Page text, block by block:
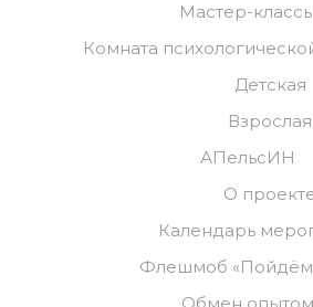
Мастер-
Комната
Детская
Взрослая
АПельсИН
О
Календарь
Флешмоб «Пойдём